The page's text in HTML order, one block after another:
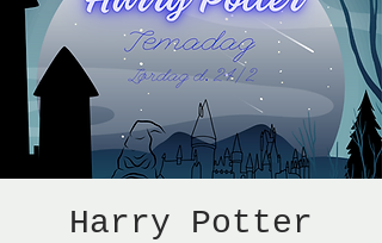
Harry Potter